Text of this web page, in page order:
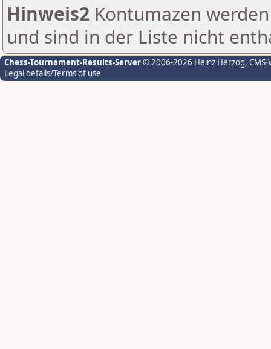
Hinweis2 Kontumazen
und sind in der Liste nicht
Chess-Tournament-Results-Server© 2006-2026 Heinz Herzog,
Legal details/Terms of use